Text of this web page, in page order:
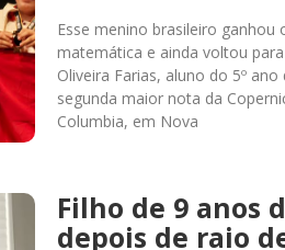
Esse menino brasileiro
matemática e ainda voltou
Oliveira Farias, aluno do 5º
segunda maior nota da
Columbia, em Nova
Filho de 9 anos
depois de raio